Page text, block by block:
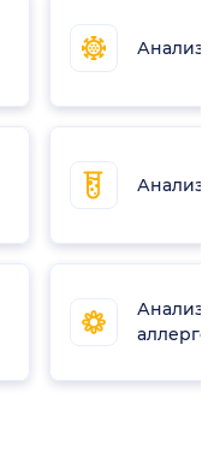
Анализ
Анализ
Анализы